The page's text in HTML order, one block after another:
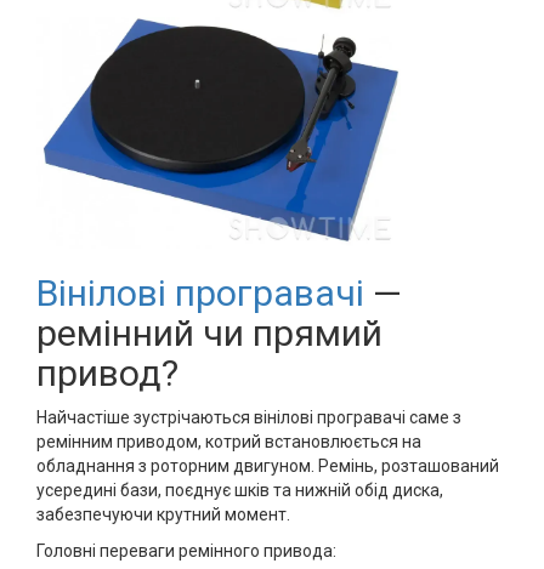
Вінілові програвачі —
ремінний чи прямий
привод?
Найчастіше зустрічаються вінілові програвачі саме з
ремінним приводом, котрий встановлюється на
обладнання з роторним двигуном. Ремінь, розташований
усередині бази, поєднує шків та нижній обід диска,
забезпечуючи крутний момент.
Головні переваги ремінного привода: